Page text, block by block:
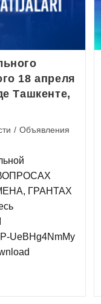
18 апреля
Ташкентe,
/ Объявления
ГРАНТАХ
UeBHg4NmMy